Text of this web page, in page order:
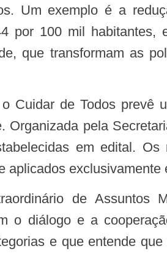
por 100 mil
que transformam as
Organizada pela
em edital.
aplicados
o diálogo e a
e que entende